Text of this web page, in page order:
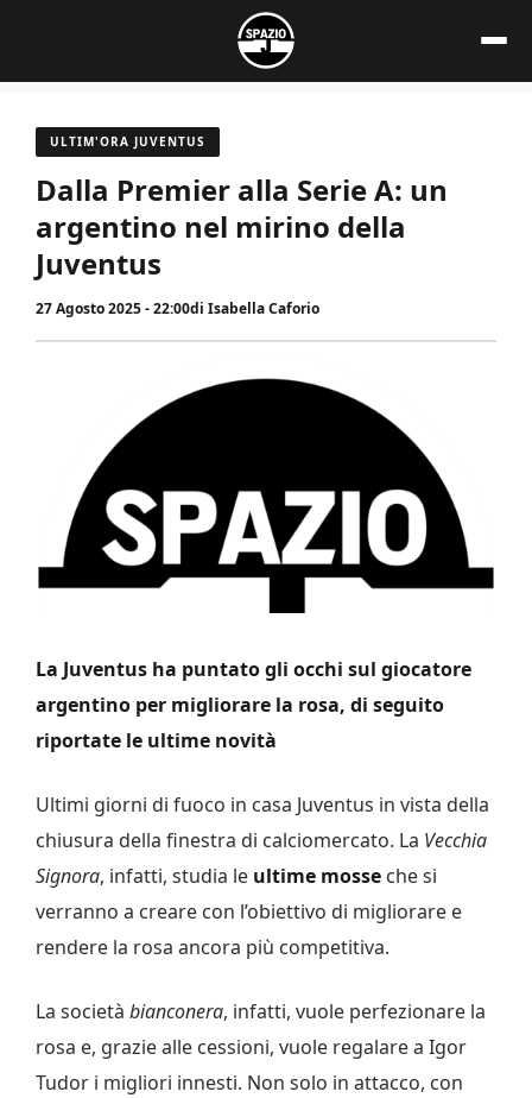
contenuto
ULTIM'ORA JUVENTUS
Dalla Premier alla Serie A: un
argentino nel mirino della
Juventus
27 Agosto 2025 - 22:00di Isabella Caforio
La Juventus ha puntato gli occhi sul giocatore
argentino per migliorare la rosa, di seguito
riportate le ultime novità
Ultimi giorni di fuoco in casa Juventus in vista della
chiusura della finestra di calciomercato. La Vecchia
Signora, infatti, studia le ultime mosse che si
verranno a creare con l’obiettivo di migliorare e
rendere la rosa ancora più competitiva.
La società bianconera, infatti, vuole perfezionare la
rosa e, grazie alle cessioni, vuole regalare a Igor
Tudor i migliori innesti. Non solo in attacco, con